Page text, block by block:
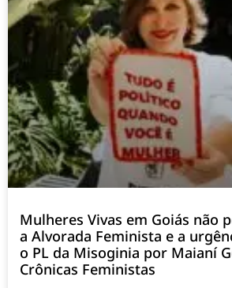
Mulheres Vivas em Goiás não
a Alvorada Feminista e a
o PL da Misoginia por Maianí
Crônicas Feministas